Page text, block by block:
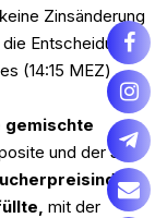
Zinsänderung
Entscheidung
(14:15 MEZ)
gemischte
und der S&P
mit der